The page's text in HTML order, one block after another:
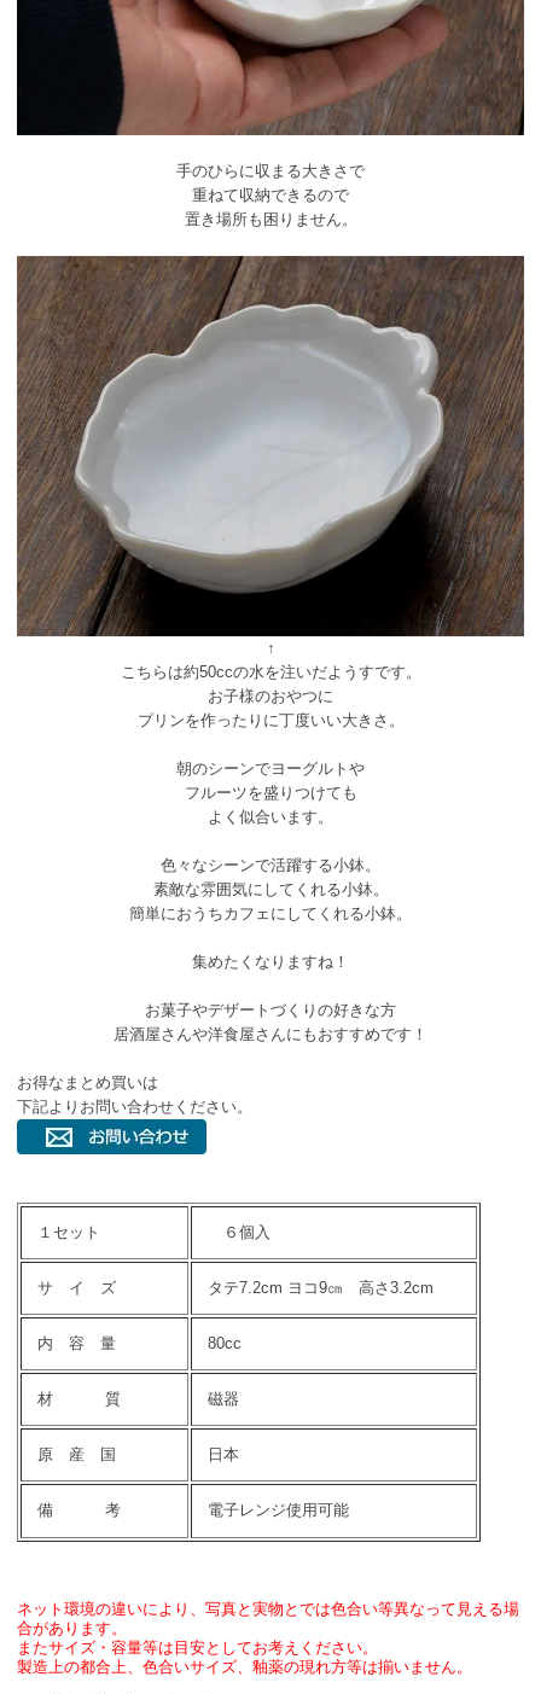
手のひらに収まる大きさで
重ねて収納できるので
置き場所も困りません。
↑
こちらは約50ccの水を注いだようすです。
お子様のおやつに
プリンを作ったりに丁度いい大きさ。
朝のシーンでヨーグルトや
フルーツを盛りつけても
よく似合います。
色々なシーンで活躍する小鉢。
素敵な雰囲気にしてくれる小鉢。
簡単におうちカフェにしてくれる小鉢。
集めたくなりますね！
お菓子やデザートづくりの好きな方
居酒屋さんや洋食屋さんにもおすすめです！
お得なまとめ買いは
下記よりお問い合わせください。
１セット ６個入
サ イ ズ タテ7.2cm ヨコ9㎝ 高さ3.2cm
内 容 量 80cc
材 質 磁器
原 産 国 日本
備 考 電子レンジ使用可能
ネット環境の違いにより、写真と実物とでは色合い等異なって見える場
合があります。
またサイズ・容量等は目安としてお考えください。
製造上の都合上、色合いサイズ、釉薬の現れ方等は揃いません。